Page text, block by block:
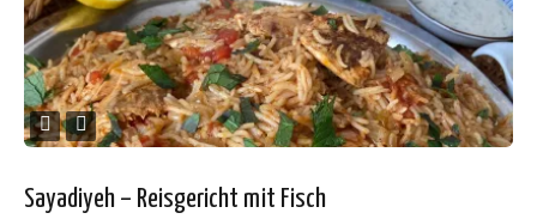
Sayadiyeh – Reisgericht mit Fisch